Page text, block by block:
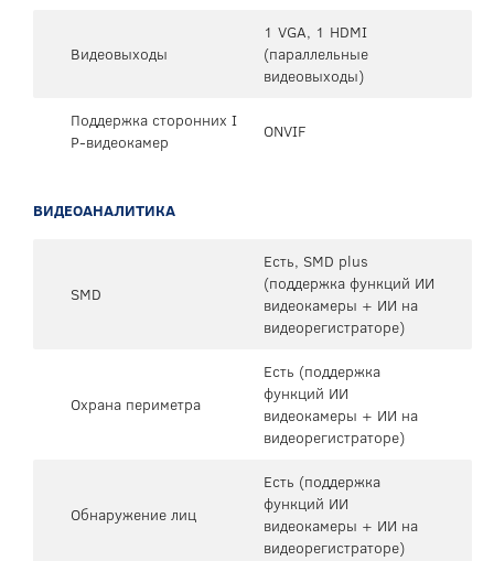
Видеовыходы
1 VGA, 1 HDMI
(параллельные
видеовыходы)
Поддержка сторонних I
P-видеокамер
ONVIF
ВИДЕОАНАЛИТИКА
SMD
Есть, SMD plus
(поддержка функций ИИ
видеокамеры + ИИ на
видеорегистраторе)
Охрана периметра
Есть (поддержка
функций ИИ
видеокамеры + ИИ на
видеорегистраторе)
Обнаружение лиц
Есть (поддержка
функций ИИ
видеокамеры + ИИ на
видеорегистраторе)